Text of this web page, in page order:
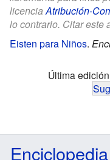
licenciaAtribución-
lo contrario. Citar este
Eisten para Niños.
Última